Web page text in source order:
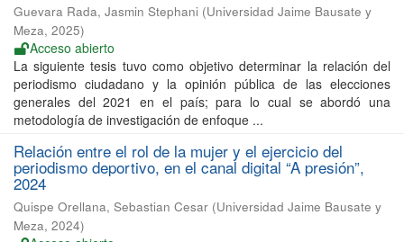
Guevara Rada, Jasmin Stephani (Universidad Jaime Bausate y
Meza, 2025)
Acceso abierto
La siguiente tesis tuvo como objetivo determinar la relación del
periodismo ciudadano y la opinión pública de las elecciones
generales del 2021 en el país; para lo cual se abordó una
metodología de investigación de enfoque ...
Relación entre el rol de la mujer y el ejercicio del
periodismo deportivo, en el canal digital “A presión”,
2024
Quispe Orellana, Sebastian Cesar (Universidad Jaime Bausate y
Meza, 2024)